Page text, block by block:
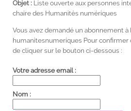
Objet : Liste ouverte aux personnes
chaire des Humanités numériques
Vous avez demandé un abonnement à
humanitesnumeriques Pour
de cliquer sur le bouton ci-dessous :
Votre adresse email :
Nom :